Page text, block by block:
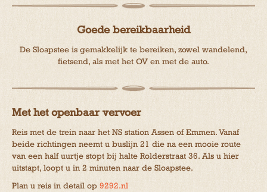
Goede bereikbaarheid
De Sloapstee is gemakkelijk te bereiken, zowel wandelend,
fietsend, als met het OV en met de auto.
Met het openbaar vervoer
Reis met de trein naar het NS station Assen of Emmen. Vanaf
beide richtingen neemt u buslijn 21 die na een mooie route
van een half uurtje stopt bij halte Rolderstraat 36. Als u hier
uitstapt, loopt u in 2 minuten naar de Sloapstee.
Plan u reis in detail op 9292.nl